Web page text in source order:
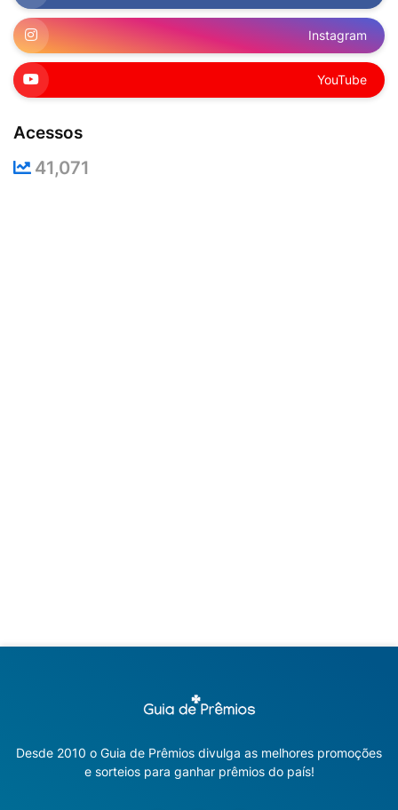
Instagram
YouTube
Acessos
41,071
Desde 2010 o Guia de Prêmios divulga as melhores promoções
e sorteios para ganhar prêmios do país!